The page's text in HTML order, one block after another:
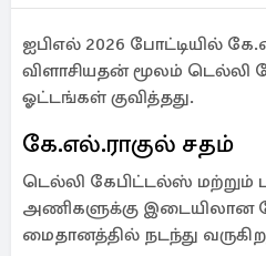
ஐபிஎல் 2026 போட்டியில்
விளாசியதன் மூலம் டெல்லி
ஓட்டங்கள் குவித்தது.
கே.எல்.ராகுல் சதம்
டெல்லி கேபிட்டல்ஸ் மற்றும்
அணிகளுக்கு இடையிலான
மைதானத்தில் நடந்து